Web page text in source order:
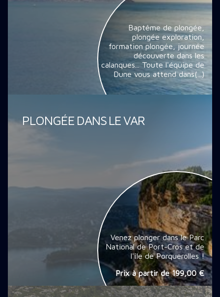
Baptême de plongée,
plongée exploration,
formation plongée, journée
découverte dans les
calanques... Toute l'équipe de
Dune vous attend dans(...)
PLONGÉE DANS LE VAR
Venez plonger dans le Parc
National de Port-Cros et de
l'île de Porquerolles !
Prix à partir de199,00 €